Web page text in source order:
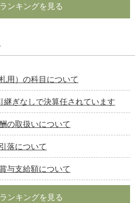
ランキングを見る
用）の科目について
継ぎなしで決算任されています
の取扱いについて
落について
与支給額について
ランキングを見る